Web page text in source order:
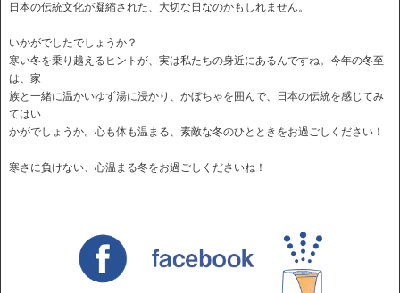
日本の伝統文化が凝縮された、大切な日なのかもしれません。
いかがでしたでしょうか？
寒い冬を乗り越えるヒントが、実は私たちの身近にあるんですね。今年の冬至
は、家
族と一緒に温かいゆず湯に浸かり、かぼちゃを囲んで、日本の伝統を感じてみ
てはい
かがでしょうか。心も体も温まる、素敵な冬のひとときをお過ごしください！
寒さに負けない、心温まる冬をお過ごしくださいね！